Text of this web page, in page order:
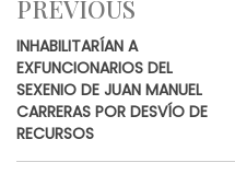
PREVIOUS
INHABILITARÍAN A
EXFUNCIONARIOS DEL
SEXENIO DE JUAN MANUEL
CARRERAS POR DESVÍO DE
RECURSOS